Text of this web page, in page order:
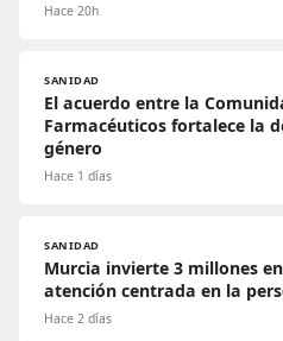
Hace 20h
SANIDAD
El acuerdo entre la
Farmacéuticos fortalece la
género
Hace 1 días
SANIDAD
Murcia invierte 3 millones
atención centrada en la
Hace 2 días